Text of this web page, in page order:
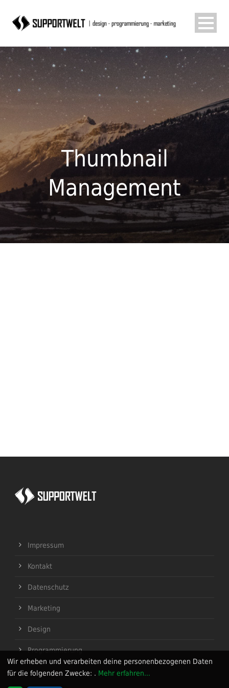
Thumbnail
Management
Impressum
Kontakt
Datenschutz
Marketing
Design
Programmierung
Wir erheben und verarbeiten deine personenbezogenen Daten
für die folgenden Zwecke: . Mehr erfahren...